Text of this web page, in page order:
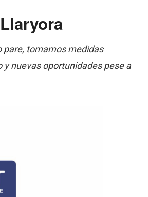
pare, tomamos medidas
nuevas oportunidades pese a